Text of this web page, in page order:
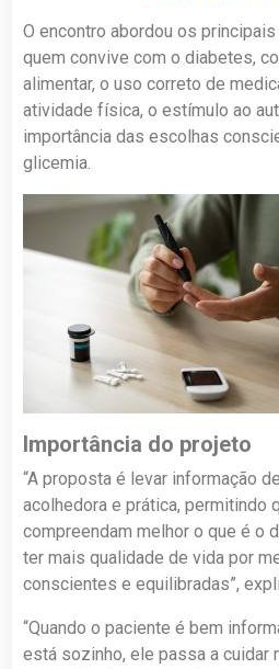
O encontro abordou os
quem convive com o diabetes,
alimentar, o uso correto de
atividade física, o estímulo ao
importância das escolhas
glicemia.
Importância do projeto
“A proposta é levar informação
acolhedora e prática, permitindo
compreendam melhor o que é o
ter mais qualidade de vida por
conscientes e equilibradas”,
“Quando o paciente é bem
está sozinho, ele passa a cuidar